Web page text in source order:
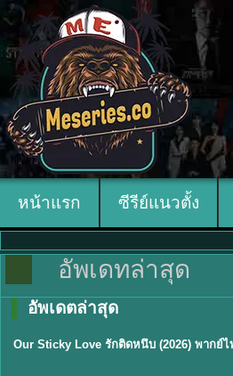
หน้าแรก ซีรีย์แนวตั้ง
อัพเดทล่าสุด
อัพเดตล่าสุด
★6
ซับไทย